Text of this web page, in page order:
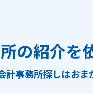
の紹介を
計事務所探しはおま